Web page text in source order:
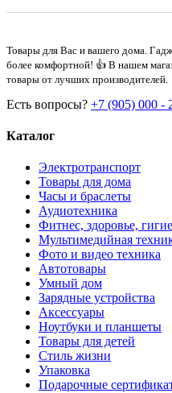
Товары для Вас и вашего дома.
более комфортной! 👍 В нашем
товары от лучших производителей.
Есть вопросы? +7 (905) 000 -
Каталог
Электротранспорт
Товары для дома
Часы и браслеты
Аудиотехника
Фитнес, здоровье,
Мультимедийная
Фото и видео техника
Автотовары
Умный дом
Зарядные устройства
Аксессуары
Ноутбуки и планшеты
Товары для детей
Стиль жизни
Упаковка
Подарочные